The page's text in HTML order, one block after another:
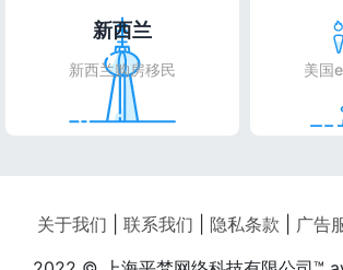
新西兰
新西兰购房移民 美国
关于我们 联系我们 隐私条款 广告